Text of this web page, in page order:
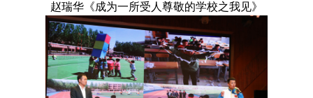
赵瑞华《成为一所受人尊敬的学校之我见》